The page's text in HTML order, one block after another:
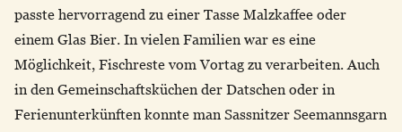
passte hervorragend zu einer Tasse Malzkaffee oder
einem Glas Bier. In vielen Familien war es eine
Möglichkeit, Fischreste vom Vortag zu verarbeiten. Auch
in den Gemeinschaftsküchen der Datschen oder in
Ferienunterkünften konnte man Sassnitzer Seemannsgarn